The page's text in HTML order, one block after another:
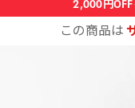
2,000円OFF
この商品は